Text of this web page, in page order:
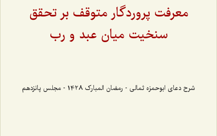
معرفت پروردگار متوقف بر تحقق
سنخیت میان عبد و رب
شرح دعای ابوحمزه ثمالی - رمضان المبارک 1428 - مجلس پانزدهم